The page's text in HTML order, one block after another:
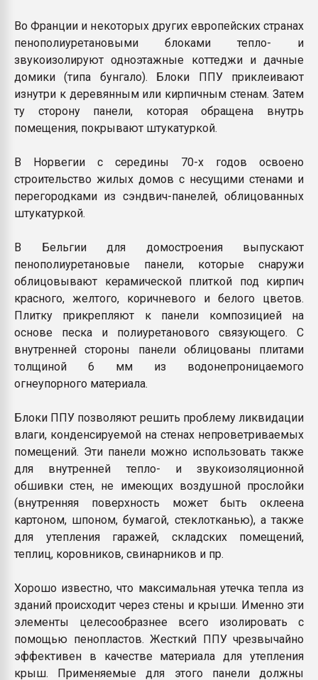
Во Франции и некоторых других европейских странах
пенополиуретановыми блоками тепло- и
звукоизолируют одноэтажные коттеджи и дачные
домики (типа бунгало). Блоки ППУ приклеивают
изнутри к деревянным или кирпичным стенам. Затем
ту сторону панели, которая обращена внутрь
помещения, покрывают штукатуркой.
В Норвегии с середины 70-х годов освоено
строительство жилых домов с несущими стенами и
перегородками из сэндвич-панелей, облицованных
штукатуркой.
В Бельгии для домостроения выпускают
пенополиуретановые панели, которые снаружи
облицовывают керамической плиткой под кирпич
красного, желтого, коричневого и белого цветов.
Плитку прикрепляют к панели композицией на
основе песка и полиуретанового связующего. С
внутренней стороны панели облицованы плитами
толщиной 6 мм из водонепроницаемого
огнеупорного материала.
Блоки ППУ позволяют решить проблему ликвидации
влаги, конденсируемой на стенах непроветриваемых
помещений. Эти панели можно использовать также
для внутренней тепло- и звукоизоляционной
обшивки стен, не имеющих воздушной прослойки
(внутренняя поверхность может быть оклеена
картоном, шпоном, бумагой, стеклотканью), а также
для утепления гаражей, складских помещений,
теплиц, коровников, свинарников и пр.
Хорошо известно, что максимальная утечка тепла из
зданий происходит через стены и крыши. Именно эти
элементы целесообразнее всего изолировать с
помощью пенопластов. Жесткий ППУ чрезвычайно
эффективен в качестве материала для утепления
крыш. Применяемые для этого панели должны